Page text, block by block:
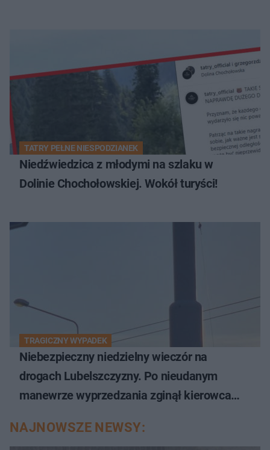
TATRY PEŁNE NIESPODZIANEK
Niedźwiedzica z młodymi na szlaku w
Dolinie Chochołowskiej. Wokół turyści!
TRAGICZNY WYPADEK
Niebezpieczny niedzielny wieczór na
drogach Lubelszczyzny. Po nieudanym
manewrze wyprzedzania zginął kierowca
NAJNOWSZE NEWSY: